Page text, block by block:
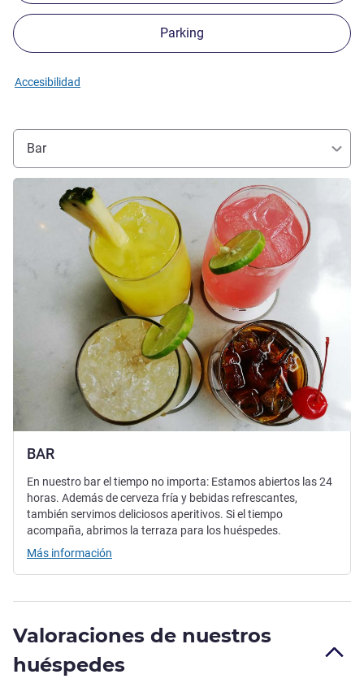
Parking
Accesibilidad
Bar
BAR
Más información
En nuestro bar el tiempo no importa: Estamos abiertos las 24
horas. Además de cerveza fría y bebidas refrescantes,
también servimos deliciosos aperitivos. Si el tiempo
acompaña, abrimos la terraza para los huéspedes.
Más información
Valoraciones de nuestros
huéspedes